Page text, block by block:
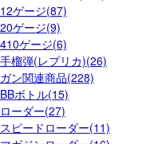
12ゲージ(87)
20ゲージ(9)
410ゲージ(6)
手榴弾(レプリカ)(26)
ガン関連商品(228)
BBボトル(15)
ローダー(27)
スピードローダー(11)